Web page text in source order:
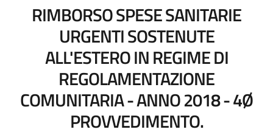
RIMBORSO SPESE SANITARIE
URGENTI SOSTENUTE
ALL'ESTERO IN REGIME DI
REGOLAMENTAZIONE
COMUNITARIA - ANNO 2018 - 4Ø
PROVVEDIMENTO.